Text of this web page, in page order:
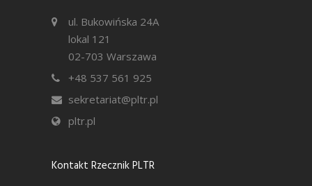
ul. Bukowińska 24A
lokal 121
02-703 Warszawa
+48 537 561 925
sekretariat@pltr.pl
pltr.pl
Kontakt Rzecznik PLTR